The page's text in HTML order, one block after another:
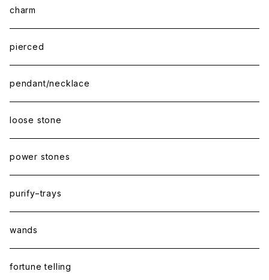
charm
pierced
pendant/necklace
loose stone
power stones
purify−trays
wands
fortune telling